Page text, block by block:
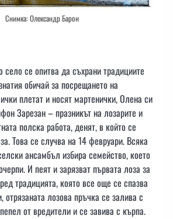
Снимка: Олександр Барон
село се опитва да съхрани традициите
обичай за посрещането на
плетат и носят мартенички, Олена си
Зарезан – празникът на лозарите и
полска работа, денят, в който се
Това се случва на 14 февруари. Всяка
ансамбъл избира семейство, което
И пеят и зарязват първата лоза за
традицията, която все още се спазва
отрязаната лозова пръчка се залива с
от вредители и се завива с кърпа.